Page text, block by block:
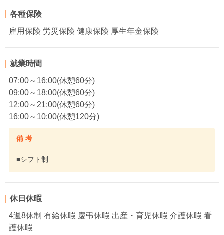
各種保険
雇用保険 労災保険 健康保険 厚生年金保険
就業時間
07:00～16:00(休憩60分)
09:00～18:00(休憩60分)
12:00～21:00(休憩60分)
16:00～10:00(休憩120分)
備 考
■シフト制
休日休暇
4週8休制 有給休暇 慶弔休暇 出産・育児休暇 介護休暇 看
護休暇